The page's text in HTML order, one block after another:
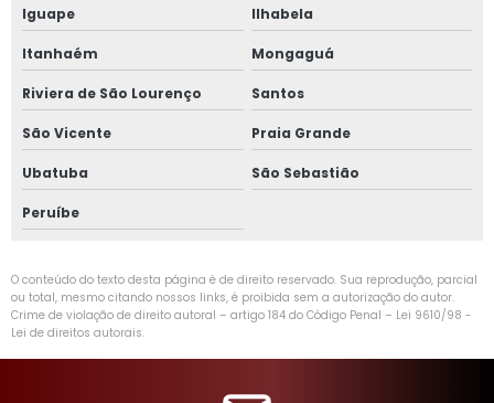
Iguape Ilhabela
Itanhaém Mongaguá
Riviera de São Lourenço Santos
São Vicente Praia Grande
Ubatuba São Sebastião
Peruíbe
O conteúdo do texto desta página é de direito reservado. Sua reprodução, parcial
ou total, mesmo citando nossos links, é proibida sem a autorização do autor.
Crime de violação de direito autoral – artigo 184 do Código Penal – Lei 9610/98 -
Lei de direitos autorais.